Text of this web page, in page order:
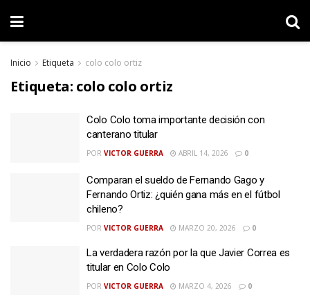
Inicio Etiqueta colo colo ortiz
Etiqueta: colo colo ortiz
Colo Colo toma importante decisión con
canterano titular
POR VICTOR GUERRA ABRIL 14, 2026 0
Comparan el sueldo de Fernando Gago y
Fernando Ortiz: ¿quién gana más en el fútbol
chileno?
POR VICTOR GUERRA MARZO 20, 2026 0
La verdadera razón por la que Javier Correa es
titular en Colo Colo
POR VICTOR GUERRA MARZO 4, 2026 0